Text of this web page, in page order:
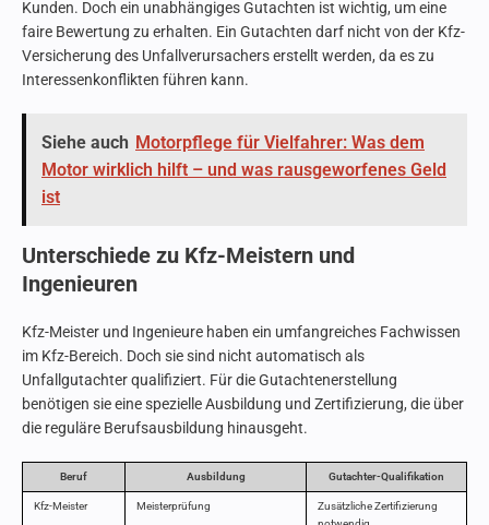
Kunden. Doch ein unabhängiges Gutachten ist wichtig, um eine
faire Bewertung zu erhalten. Ein Gutachten darf nicht von der Kfz-
Versicherung des Unfallverursachers erstellt werden, da es zu
Interessenkonflikten führen kann.
Siehe auch Motorpflege für Vielfahrer: Was dem
Motor wirklich hilft – und was rausgeworfenes Geld
ist
Unterschiede zu Kfz-Meistern und
Ingenieuren
Kfz-Meister und Ingenieure haben ein umfangreiches Fachwissen
im Kfz-Bereich. Doch sie sind nicht automatisch als
Unfallgutachter qualifiziert. Für die Gutachtenerstellung
benötigen sie eine spezielle Ausbildung und Zertifizierung, die über
die reguläre Berufsausbildung hinausgeht.
Beruf Ausbildung Gutachter-Qualifikation
Kfz-Meister Meisterprüfung
Zusätzliche Zertifizierung